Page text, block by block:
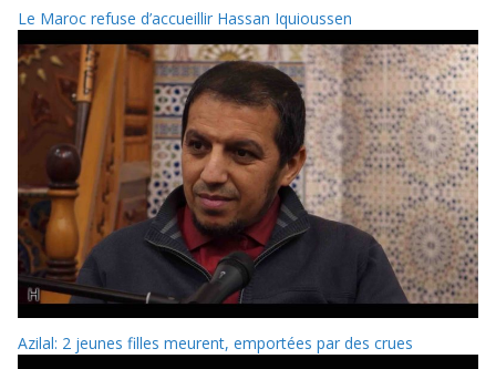
Le Maroc refuse d’accueillir Hassan Iquioussen
Azilal: 2 jeunes filles meurent, emportées par des crues